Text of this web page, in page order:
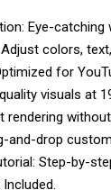
Eye-
colors,
for
visuals at
rendering
and-drop
Step-by-